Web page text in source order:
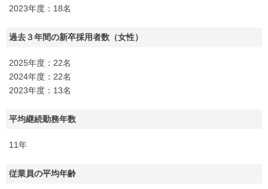
2023年度：18名
過去３年間の新卒採用者数（女性）
2025年度：22名
2024年度：22名
2023年度：13名
平均継続勤務年数
11年
従業員の平均年齢